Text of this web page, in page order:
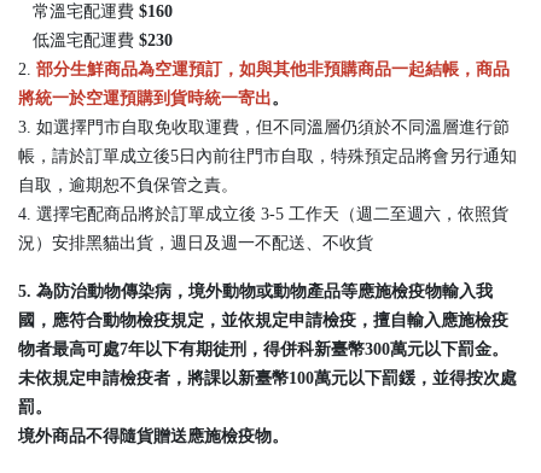
常溫宅配運費 $160
低溫宅配運費 $230
2. 部分生鮮商品為空運預訂，如與其他非預購商品一起結帳，商品
將統一於空運預購到貨時統一寄出。
3. 如選擇門市自取免收取運費，但不同溫層仍須於不同溫層進行節
帳，請於訂單成立後5日內前往門市自取，特殊預定品將會另行通知
自取，逾期恕不負保管之責。
4. 選擇宅配商品將於訂單成立後 3-5 工作天（週二至週六，依照貨
況）安排黑貓出貨，週日及週一不配送、不收貨
5. 為防治動物傳染病，境外動物或動物產品等應施檢疫物輸入我
國，應符合動物檢疫規定，並依規定申請檢疫，擅自輸入應施檢疫
物者最高可處7年以下有期徒刑，得併科新臺幣300萬元以下罰金。
未依規定申請檢疫者，將課以新臺幣100萬元以下罰鍰，並得按次處
罰。
境外商品不得隨貨贈送應施檢疫物。